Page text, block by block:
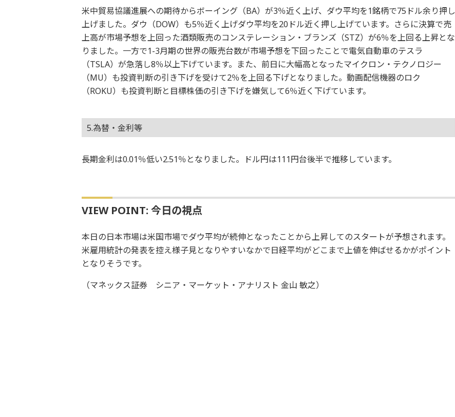
米中貿易協議進展への期待からボーイング（BA）が3％近く上げ、ダウ平均を1銘柄で75ドル余り押し
上げました。ダウ（DOW）も5％近く上げダウ平均を20ドル近く押し上げています。さらに決算で売
上高が市場予想を上回った酒類販売のコンステレーション・ブランズ（STZ）が6％を上回る上昇とな
りました。一方で1-3月期の世界の販売台数が市場予想を下回ったことで電気自動車のテスラ
（TSLA）が急落し8％以上下げています。また、前日に大幅高となったマイクロン・テクノロジー
（MU）も投資判断の引き下げを受けて2％を上回る下げとなりました。動画配信機器のロク
（ROKU）も投資判断と目標株価の引き下げを嫌気して6％近く下げています。
5.為替・金利等
長期金利は0.01％低い2.51％となりました。ドル円は111円台後半で推移しています。
VIEW POINT: 今日の視点
本日の日本市場は米国市場でダウ平均が続伸となったことから上昇してのスタートが予想されます。
米雇用統計の発表を控え様子見となりやすいなかで日経平均がどこまで上値を伸ばせるかがポイント
となりそうです。
（マネックス証券 シニア・マーケット・アナリスト 金山 敏之）